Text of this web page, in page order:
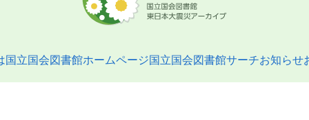
国立国会図書館ホームページ国立国会図書館サーチお知らせ